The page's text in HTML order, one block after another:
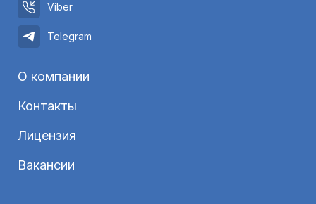
Viber
Telegram
О компании
Контакты
Лицензия
Вакансии